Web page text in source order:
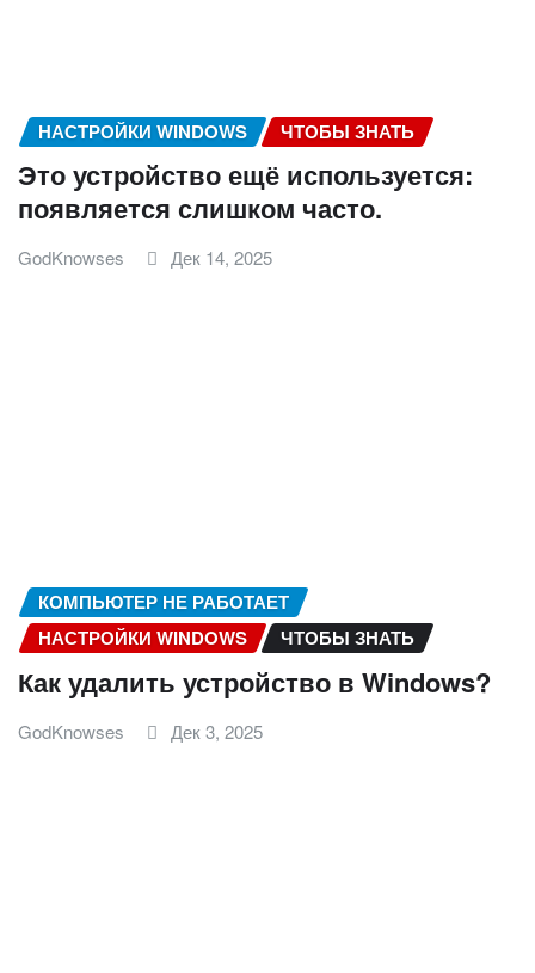
НАСТРОЙКИ WINDOWS ЧТОБЫ ЗНАТЬ
Это устройство ещё используется:
появляется слишком часто.
GodKnowses Дек 14, 2025
КОМПЬЮТЕР НЕ РАБОТАЕТ
НАСТРОЙКИ WINDOWS
ЧТОБЫ ЗНАТЬ
Как удалить устройство в Windows?
GodKnowses Дек 3, 2025